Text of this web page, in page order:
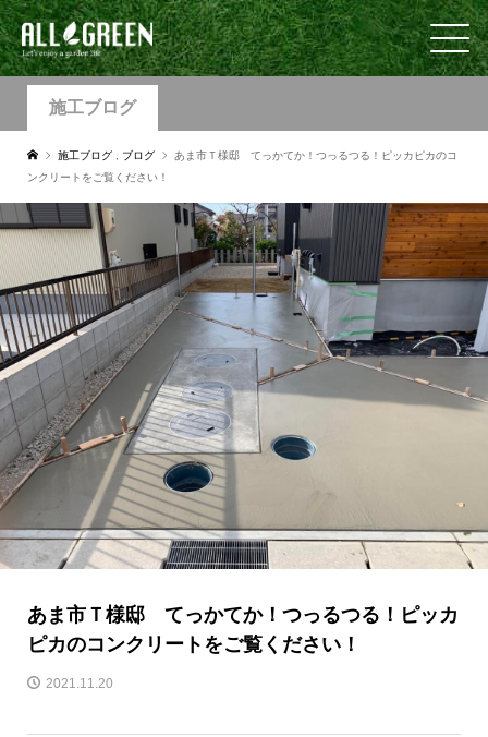
施工ブログ
施工ブログ ブログ
あま市Ｔ様邸 てっかてか！つっるつる！ピッカピカのコ
ンクリートをご覧ください！
あま市Ｔ様邸 てっかてか！つっるつる！ピッカ
ピカのコンクリートをご覧ください！
2021.11.20